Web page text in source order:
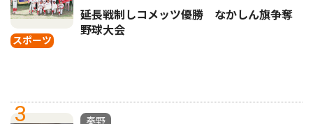
スポーツ
延長戦制しコメッツ優勝 なかしん旗争奪
野球大会
3
秦野